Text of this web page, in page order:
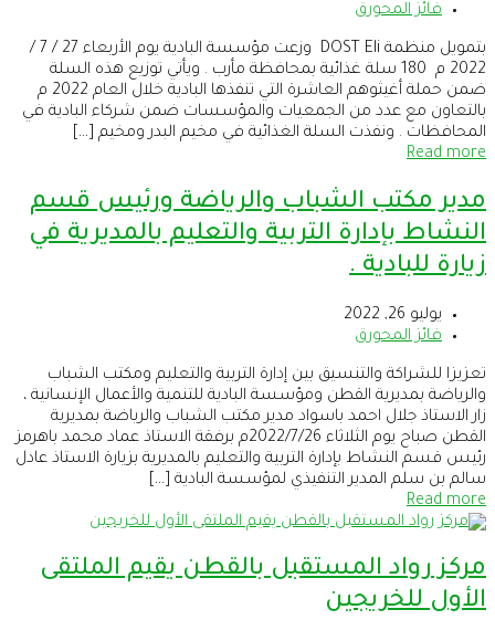
فائز المحورق
بتمويل منظمة DOST Eli وزعت مؤسسة البادية يوم الأربعاء 27 / 7 /
2022 م 180 سلة غذائية بمحافظة مأرب . ويأتي توزيع هذه السلة
ضمن حملة أغيثوهم العاشرة التي تنفذها البادية خلال العام 2022 م
بالتعاون مع عدد من الجمعيات والمؤسسات ضمن شركاء البادية في
المحافظات . ونفذت السلة الغذائية في مخيم البدر ومخيم […]
Read more
مدير مكتب الشباب والرياضة ورئيس قسم
النشاط بإدارة التربية والتعليم بالمديرية في
زيارة للبادية .
يوليو 26, 2022
فائز المحورق
تعزيزا للشراكة والتنسيق بين إدارة التربية والتعليم ومكتب الشباب
والرياضة بمديرية القطن ومؤسسة البادية للتنمية والأعمال الإنسانية ،
زار الاستاذ جلال احمد باسواد مدير مكتب الشباب والرياضة بمديرية
القطن صباح يوم الثلاثاء 2022/7/26م برفقة الاستاذ عماد محمد باهرمز
رئيس قسم النشاط بإدارة التربية والتعليم بالمديرية بزيارة الاستاذ عادل
سالم بن سلم المدير التنفيذي لمؤسسة البادية […]
Read more
مركز رواد المستقبل بالقطن يقيم الملتقى
الأول للخريجين